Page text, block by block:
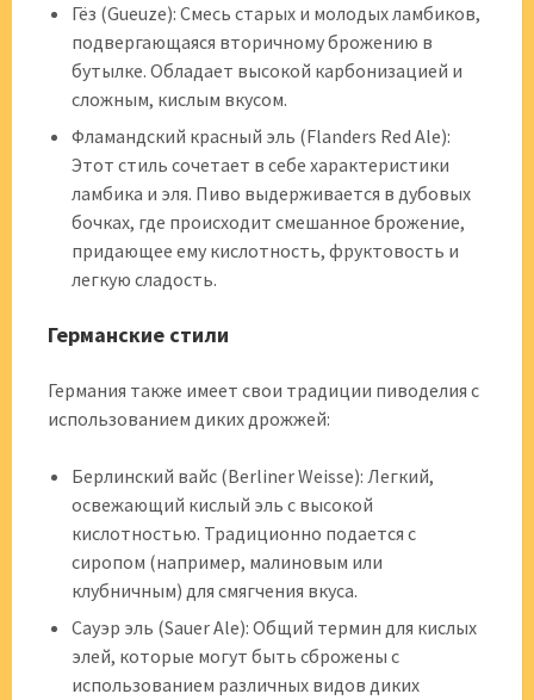
Гёз (Gueuze): Смесь старых и молодых ламбиков,
подвергающаяся вторичному брожению в
бутылке. Обладает высокой карбонизацией и
сложным, кислым вкусом.
Фламандский красный эль (Flanders Red Ale):
Этот стиль сочетает в себе характеристики
ламбика и эля. Пиво выдерживается в дубовых
бочках, где происходит смешанное брожение,
придающее ему кислотность, фруктовость и
легкую сладость.
Германские стили
Германия также имеет свои традиции пиводелия с
использованием диких дрожжей:
Берлинский вайс (Berliner Weisse): Легкий,
освежающий кислый эль с высокой
кислотностью. Традиционно подается с
сиропом (например, малиновым или
клубничным) для смягчения вкуса.
Сауэр эль (Sauer Ale): Общий термин для кислых
элей, которые могут быть сброжены с
использованием различных видов диких